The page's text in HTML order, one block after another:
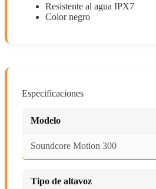
Resistente al agua IPX7
Color negro
Especificaciones
Modelo
Soundcore Motion 300
Tipo de altavoz